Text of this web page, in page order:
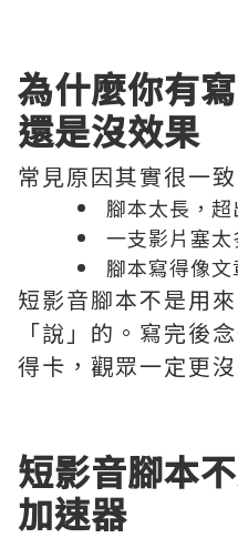
為什麼你有
還是沒效果
常見原因其實很一致
腳本太長，
一支影片塞太
腳本寫得像
短影音腳本不是用
「說」的。寫完後
得卡，觀眾一定更沒
短影音腳本
加速器